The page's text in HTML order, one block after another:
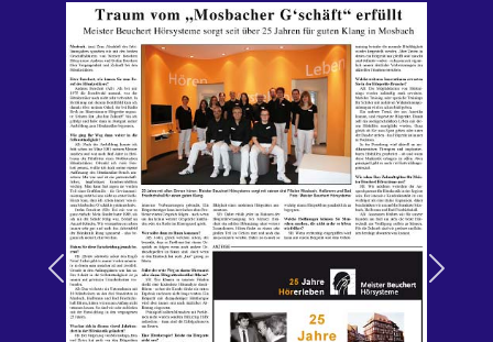
Previous Next